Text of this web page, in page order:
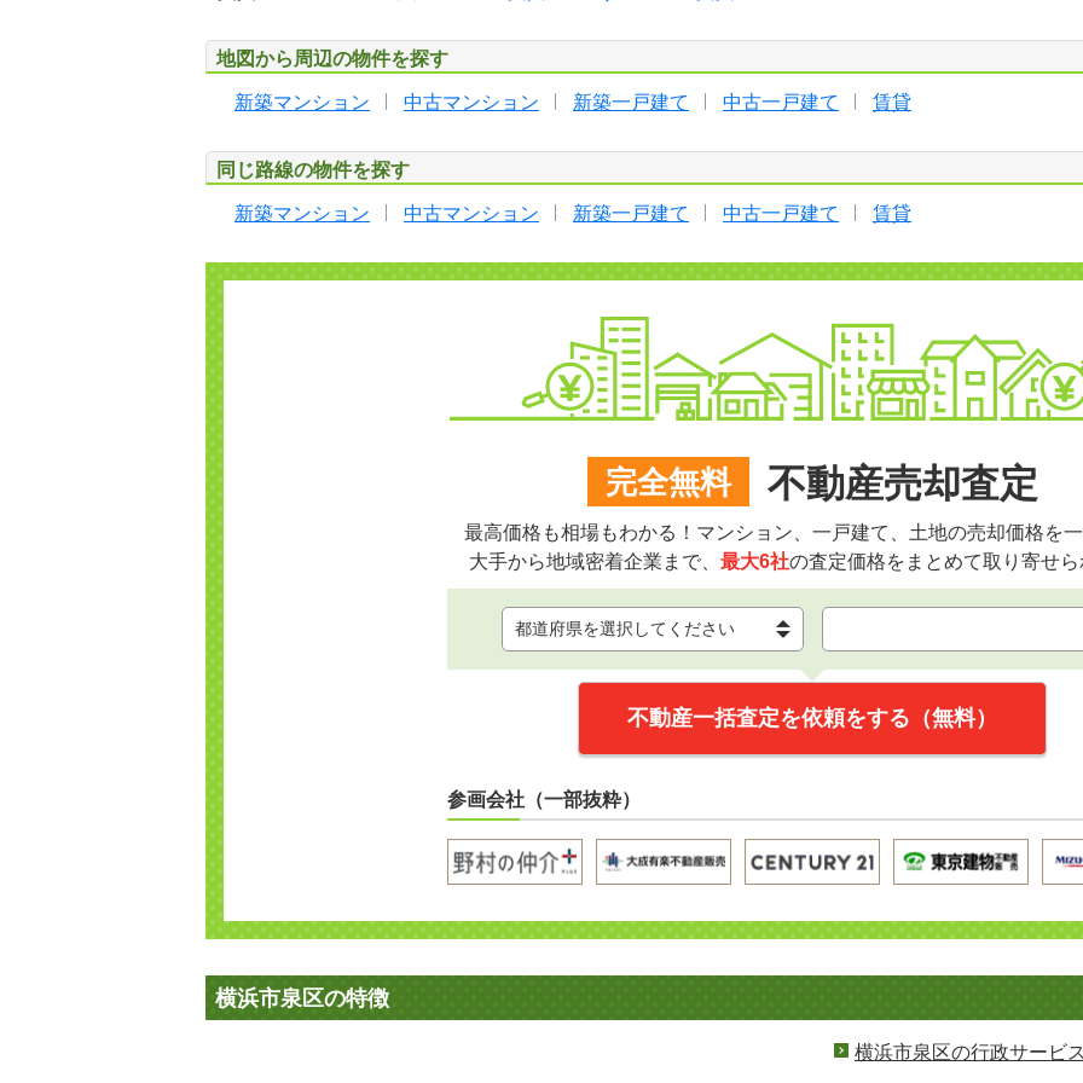
地図から周辺の物件を探す
新築マンション 中古マンション 新築一戸建て 中古一戸建て 賃貸
同じ路線の物件を探す
新築マンション 中古マンション 新築一戸建て 中古一戸建て 賃貸
完全無料 不動産売却査定
最高価格も相場もわかる！マンション、一戸建て、土地の売却価格を
大手から地域密着企業まで、 最大6社の査定価格をまとめて取り寄せ
不動産一括査定を依頼をする（無料）
参画会社（一部抜粋）
横浜市泉区の特徴
横浜市泉区の行政サービ